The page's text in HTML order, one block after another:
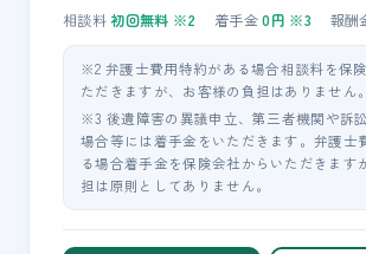
相談料初回無料 ※2 着手金0円 ※3 報酬
※2 弁護士費用特約がある場合相談料を保
ただきますが、お客様の負担はありません。
※3 後遺障害の異議申立、第三者機関や訴
場合等には着手金をいただきます。弁護士
る場合着手金を保険会社からいただきます
担は原則としてありません。